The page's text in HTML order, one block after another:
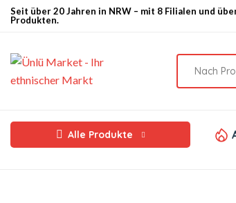
Seit über 20 Jahren in NRW – mit 8 Filialen und
Produkten.
Alle Produkte